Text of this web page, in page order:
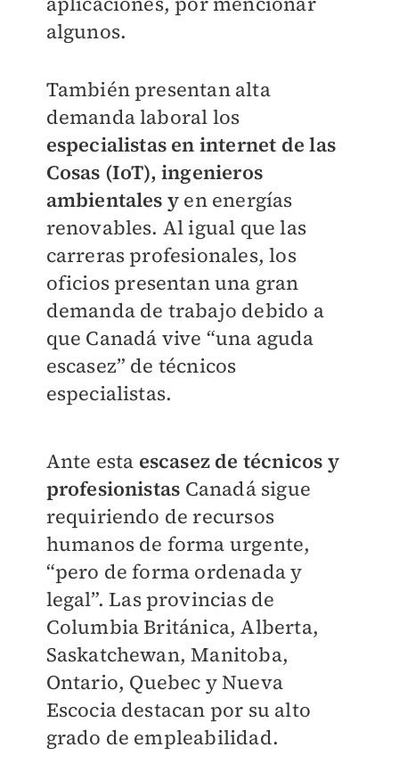
algunos.
También presentan alta
demanda laboral los
especialistas en internet de las
Cosas (IoT), ingenieros
ambientales y en energías
renovables. Al igual que las
carreras profesionales, los
oficios presentan una gran
demanda de trabajo debido a
que Canadá vive “una aguda
escasez” de técnicos
especialistas.
Ante esta escasez de técnicos y
profesionistas Canadá sigue
requiriendo de recursos
humanos de forma urgente,
“pero de forma ordenada y
legal”. Las provincias de
Columbia Británica, Alberta,
Saskatchewan, Manitoba,
Ontario, Quebec y Nueva
Escocia destacan por su alto
grado de empleabilidad.